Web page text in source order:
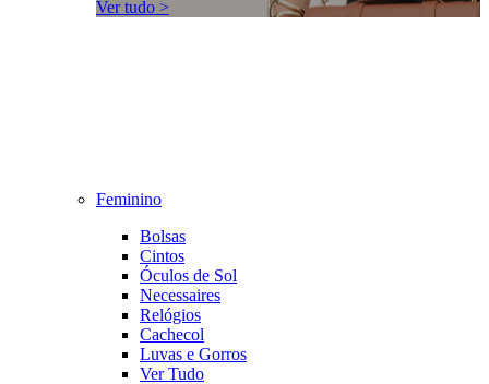
Ver tudo >
Feminino
Bolsas
Cintos
Óculos de Sol
Necessaires
Relógios
Cachecol
Luvas e Gorros
Ver Tudo